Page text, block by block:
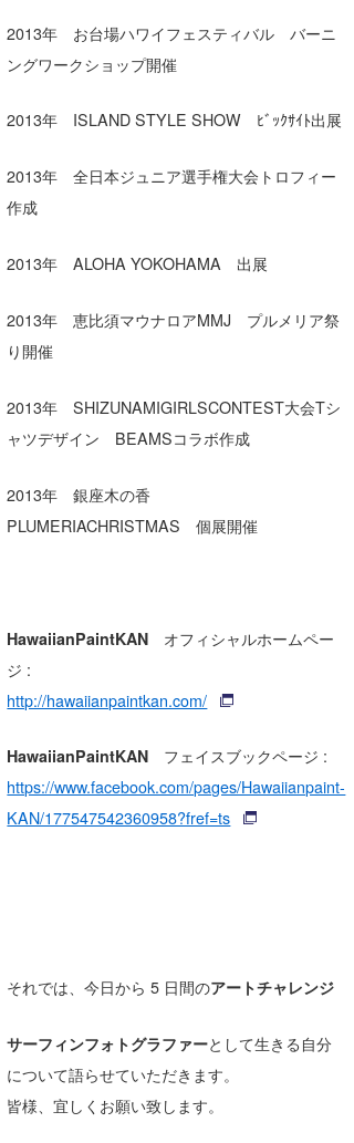
2013年 お台場ハワイフェスティバル バーニ
ングワークショップ開催
2013年 ISLAND STYLE SHOW ﾋﾞｯｸｻｲﾄ出展
2013年 全日本ジュニア選手権大会トロフィー
作成
2013年 ALOHA YOKOHAMA 出展
2013年 恵比須マウナロアMMJ プルメリア祭
り開催
2013年 SHIZUNAMIGIRLSCONTEST大会Tシ
ャツデザイン BEAMSコラボ作成
2013年 銀座木の香
PLUMERIACHRISTMAS 個展開催
HawaiianPaintKAN オフィシャルホームペー
ジ :
http://hawaiianpaintkan.com/
HawaiianPaintKAN フェイスブックページ :
https://www.facebook.com/pages/Hawaiianpaint-
KAN/177547542360958?fref=ts
それでは、今日から 5 日間のアートチャレンジ
サーフィンフォトグラファーとして生きる自分
について語らせていただきます。
皆様、宜しくお願い致します。